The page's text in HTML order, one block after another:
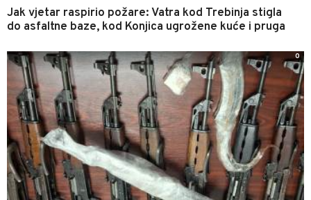
Jak vjetar raspirio požare: Vatra kod Trebinja stigla
do asfaltne baze, kod Konjica ugrožene kuće i pruga
0